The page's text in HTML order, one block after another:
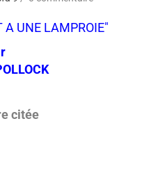
A UNE LAMPROIE"
citée